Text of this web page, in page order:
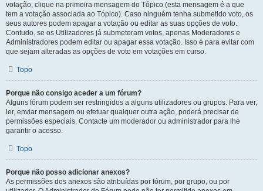
votação, clique na primeira mensagem do Tópico (esta mensagem é a que
tem a votação associada ao Tópico). Caso ninguém tenha submetido voto, os
seus autores podem apagar a votação ou editar as suas opções de voto.
Contudo, se os Utilizadores já submeteram votos, apenas Moderadores e
Administradores podem editar ou apagar essa votação. Isso é para evitar com
que sejam alteradas as opções de voto em votações em curso.
Topo
Porque não consigo aceder a um fórum?
Alguns fórum podem ser restringidos a alguns utilizadores ou grupos. Para ver,
ler, enviar mensagem ou efetuar qualquer outra ação, poderá precisar de
permissões especiais. Contacte um moderador ou administrador para lhe
garantir o acesso.
Topo
Porque não posso adicionar anexos?
As permissões dos anexos são atribuídas por fórum, por grupo, ou por